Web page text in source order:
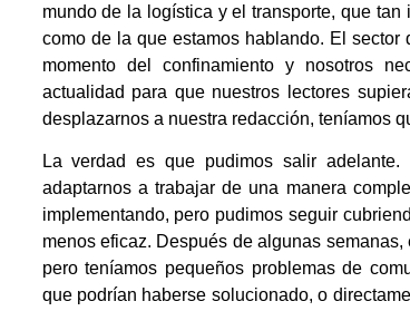
mundo de la logística y el transporte, que
como de la que estamos hablando. El sector
momento del confinamiento y nosotros
actualidad para que nuestros lectores
desplazarnos a nuestra redacción, teníamos
La verdad es que pudimos salir
adaptarnos a trabajar de una manera
implementando, pero pudimos seguir
menos eficaz. Después de algunas
pero teníamos pequeños problemas de
que podrían haberse solucionado, o